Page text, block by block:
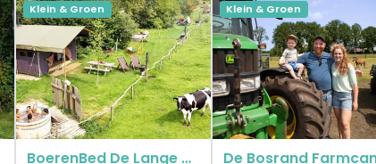
Klein & Groen
BoerenBed De Lange Weide
Klein & Groen